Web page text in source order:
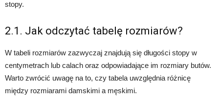
stopy.
2.1. Jak odczytać tabelę rozmiarów?
W tabeli rozmiarów zazwyczaj znajdują się długości stopy w
centymetrach lub calach oraz odpowiadające im rozmiary butów.
Warto zwrócić uwagę na to, czy tabela uwzględnia różnicę
między rozmiarami damskimi a męskimi.